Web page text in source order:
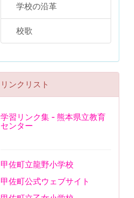
学校の沿革
校歌
リンクリスト
学習リンク集 - 熊本県立教育
センター
甲佐町立龍野小学校
甲佐町公式ウェブサイト